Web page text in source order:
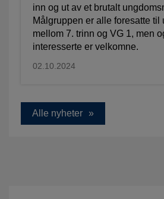
inn og ut av et brutalt
Målgruppen er alle foresatte til
mellom 7. trinn og VG 1, men
interesserte er velkomne.
02.10.2024
Alle nyheter